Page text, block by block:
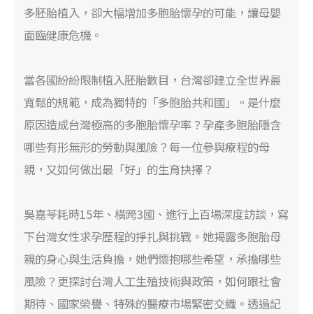
多胚胎植入，卻大幅增加多胞胎懷孕的可能，讓母嬰
面臨健康危機。
當各國紛紛限制植入胚胎數目，台灣卻建立全世界最
寬鬆的規範，成為獨特的「多胞胎共和國」。是什麼
原因造成台灣極高的多胞胎懷孕率？孕產多胞胎隱含
哪些有形無形的勞動與風險？每一位參與療程的母
親，又如何做出最「好」的生育抉擇？
吳嘉苓耗時15年、橫跨3國、進行上百場深度訪談，寫
下台灣女性求孕歷程的掙扎與挑戰。她揭露多胞胎母
親的身心與生活負擔，她們懷抱哪些希望，承擔哪些
風險？更探討台灣人工生殖技術與政策，如何跟社會
期待、國家榮譽、特殊的醫療市場緊密交織。透過記